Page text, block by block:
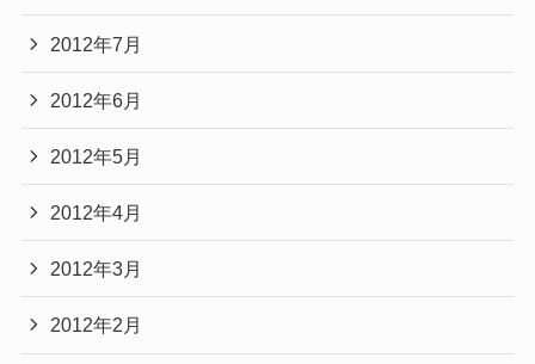
2012年7月
2012年6月
2012年5月
2012年4月
2012年3月
2012年2月